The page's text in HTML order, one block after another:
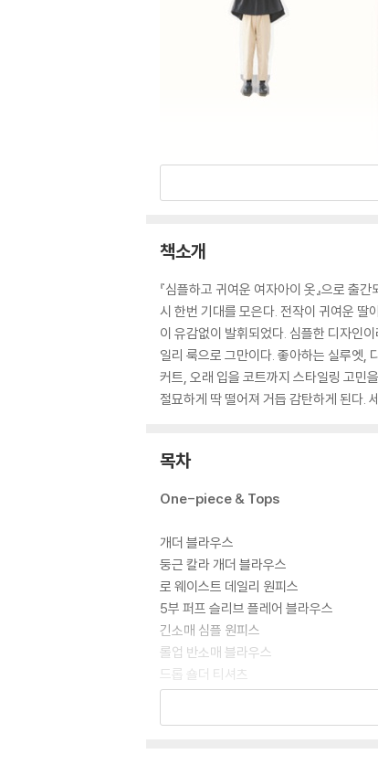
책소개
『심플하고 귀여운 여자아이 옷』으로 출
시 한번 기대를 모은다. 전작이 귀여운 딸
이 유감없이 발휘되었다. 심플한 디자인
일리 룩으로 그만이다. 좋아하는 실루엣,
커트, 오래 입을 코트까지 스타일링 고민
절묘하게 딱 떨어져 거듭 감탄하게 된다.
목차
One-piece & Tops
개더 블라우스
둥근 칼라 개더 블라우스
로 웨이스트 데일리 원피스
5부 퍼프 슬리브 플레어 블라우스
긴소매 심플 원피스
롤업 반소매 블라우스
드롭 숄더 티셔츠
드롭 숄더·보더 롱 티